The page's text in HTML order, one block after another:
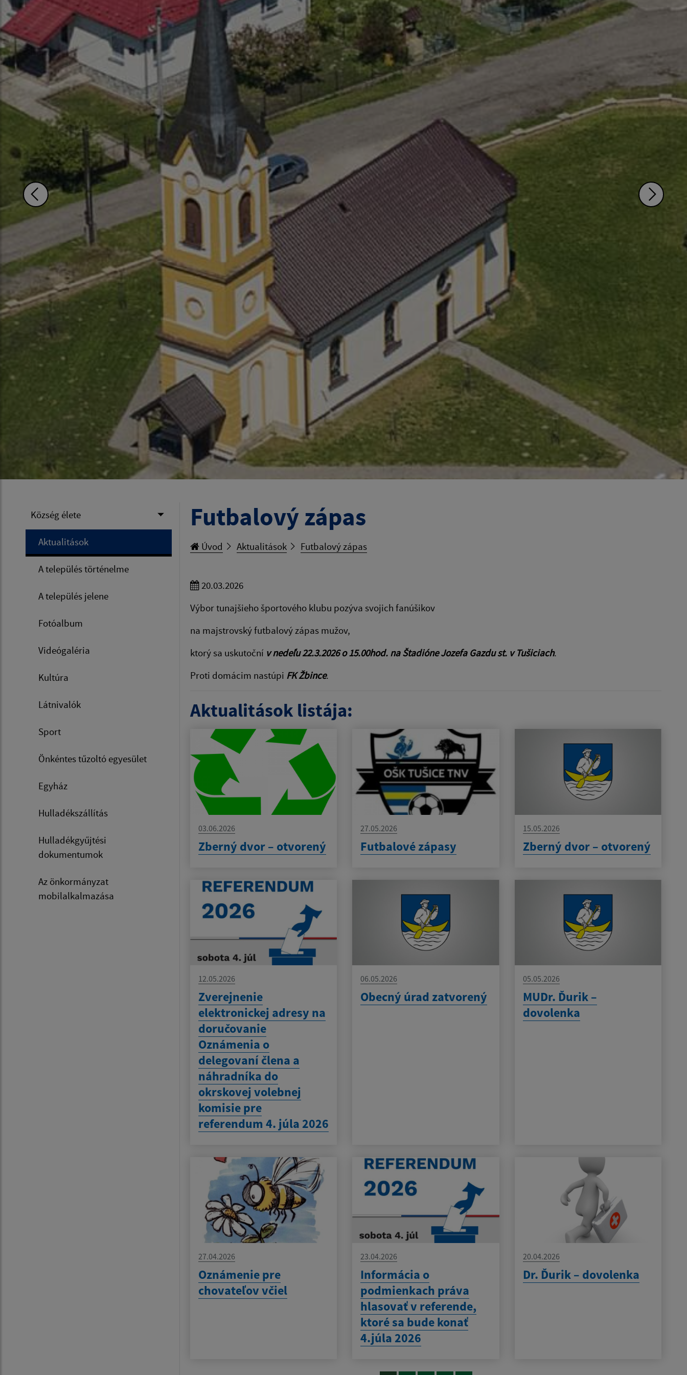
Község élete
Aktualitások
A település történelme
A település jelene
Fotóalbum
Videógaléria
Kultúra
Látnivalók
Sport
Önkéntes tűzoltó egyesület
Egyház
Hulladékszállítás
Hulladékgyűjtési
dokumentumok
Az önkormányzat
mobilalkalmazása
Futbalový zápas
Úvod Aktualitások Futbalový zápas
20.03.2026
Výbor tunajšieho športového klubu pozýva svojich fanúšikov
na majstrovský futbalový zápas mužov,
ktorý sa uskutoční v nedeľu 22.3.2026 o 15.00hod. na Štadióne Jozefa Gazdu st. v Tušiciach.
Proti domácim nastúpi FK Žbince.
Aktualitások listája:
03.06.2026
Zberný dvor – otvorený
27.05.2026
Futbalové zápasy
15.05.2026
Zberný dvor – otvorený
12.05.2026
Zverejnenie
elektronickej adresy na
doručovanie
Oznámenia o
delegovaní člena a
náhradníka do
okrskovej volebnej
komisie pre
referendum 4. júla 2026
06.05.2026
Obecný úrad zatvorený
05.05.2026
MUDr. Ďurik –
dovolenka
27.04.2026
Oznámenie pre
chovateľov včiel
23.04.2026
Informácia o
podmienkach práva
hlasovať v referende,
ktoré sa bude konať
4.júla 2026
20.04.2026
Dr. Ďurik – dovolenka